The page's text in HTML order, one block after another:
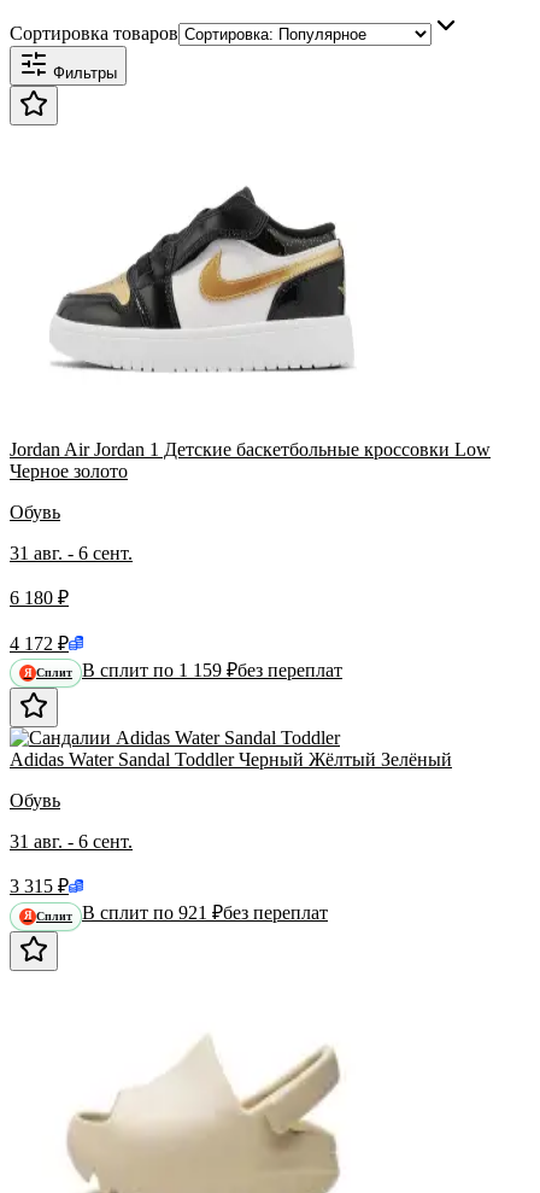
Сортировка товаров
Фильтры
Jordan Air Jordan 1 Детские баскетбольные кроссовки Low
Черное золото
Обувь
31 авг. - 6 сент.
6 180 ₽
4 172 ₽
Я Сплит В сплит по 1 159 ₽без переплат
Adidas Water Sandal Toddler Черный Жёлтый Зелёный
Обувь
31 авг. - 6 сент.
3 315 ₽
Я Сплит В сплит по 921 ₽без переплат